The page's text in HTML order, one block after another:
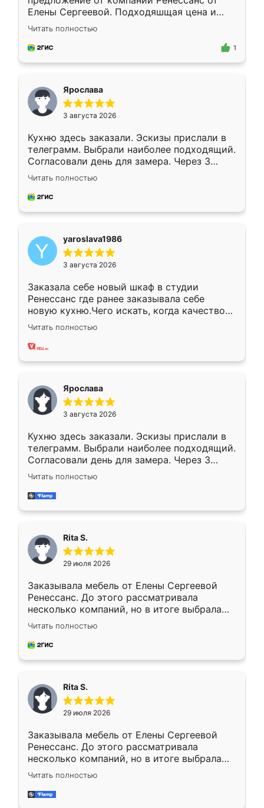
Елены Сергеевой. Подходяшщая цена и
короткие сроки изготовления. Приехавший
для замера сотрудник Владислав
предложил по моему эскизу самый
Читать полностью
1
Ярослава
3 августа 2026
Кухню здесь заказали. Эскизы прислали в
телеграмм. Выбрали наиболее подходящий.
Согласовали день для замера. Через 3
недели кухня была уже готова. Остались
довольны работой. Спасибо Ренессанс
мебель за качественную работу!
Читать полностью
yaroslava1986
3 августа 2026
Заказала себе новый шкаф в студии
Ренессанс где ранее заказывала себе
новую кухню.Чего искать, когда качеством
вполне довольна. Служит кухня уже почти
два года, нареканий нет.
Читать полностью
Ярослава
3 августа 2026
Кухню здесь заказали. Эскизы прислали в
телеграмм. Выбрали наиболее подходящий.
Согласовали день для замера. Через 3
недели кухня была уже готова. Остались
довольны работой. Спасибо Ренессанс
мебель за качественную работу!
Читать полностью
Rita S.
29 июля 2026
Заказывала мебель от Елены Сергеевой
Ренессанс. До этого рассматривала
несколько компаний, но в итоге выбрала
эту. Сначала обговорили условия, потом
приехал замерщик, всё спокойно объяснил
и снял размеры. Изготовили в срок, с
каких-либо доработок. Качеством осталась
довольна, все выглядит так, как и ожидала.
Читать полностью
Rita S.
29 июля 2026
Заказывала мебель от Елены Сергеевой
Ренессанс. До этого рассматривала
несколько компаний, но в итоге выбрала
эту. Сначала обговорили условия, потом
приехал замерщик, всё спокойно объяснил
и снял размеры. Изготовили в срок, с
Читать полностью